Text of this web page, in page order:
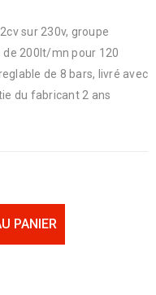
sur 230v, groupe
200lt/mn pour 120
de 8 bars, livré avec
du fabricant 2 ans
PANIER